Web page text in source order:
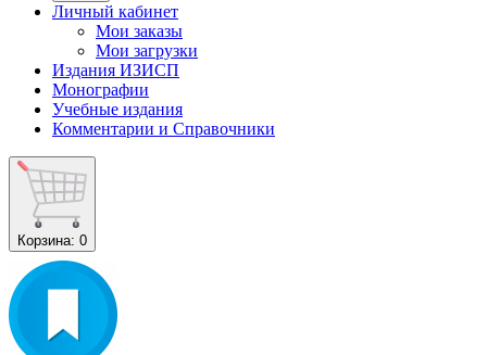
Личный кабинет
Мои заказы
Мои загрузки
Издания ИЗИСП
Монографии
Учебные издания
Комментарии и Справочники
Корзина: 0